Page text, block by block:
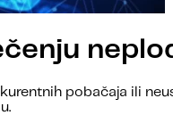
pobačaja ili